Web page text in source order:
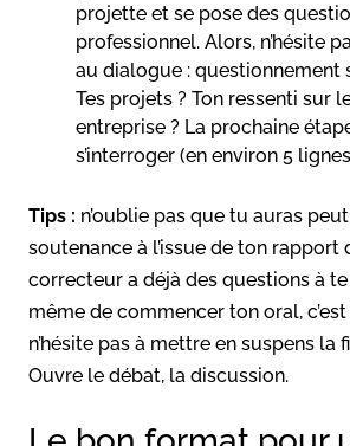
projette et se pose des
professionnel. Alors, n’hésite
au dialogue : questionnement
Tes projets ? Ton ressenti sur
entreprise ? La prochaine
s’interroger (en environ 5
Tips : n’oublie pas que tu auras
soutenance à l’issue de ton rapport
correcteur a déjà des questions à
même de commencer ton oral,
n’hésite pas à mettre en suspens la
Ouvre le débat, la discussion.